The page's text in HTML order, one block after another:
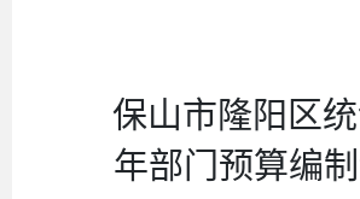
保山市隆阳区
年部门预算编